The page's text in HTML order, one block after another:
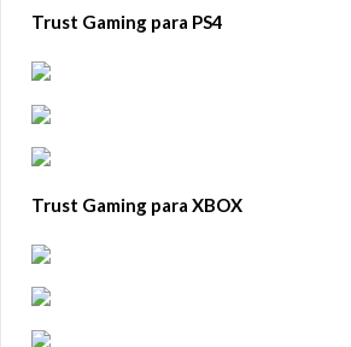
Trust Gaming para PS4
Trust Gaming para XBOX